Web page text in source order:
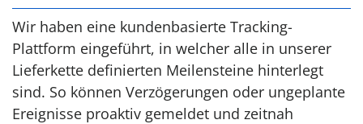
Wir haben eine kundenbasierte Tracking-
Plattform eingeführt, in welcher alle in unserer
Lieferkette definierten Meilensteine hinterlegt
sind. So können Verzögerungen oder ungeplante
Ereignisse proaktiv gemeldet und zeitnah